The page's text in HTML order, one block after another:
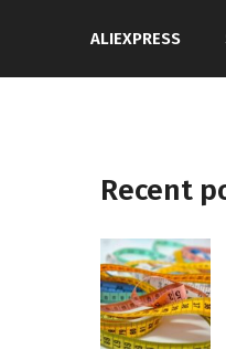
ALIEXPRESS
Recent